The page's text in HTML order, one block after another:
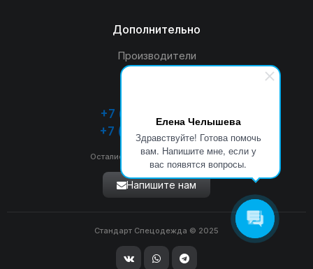
Елена Челышева
Здравствуйте! Готова помочь
вам. Напишите мне, если у
вас появятся вопросы.
Дополнительно
Производители
+7 (4932) 26-33-55
+7 (920) 349-53-55
Остались вопросы? Звоните нам
Напишите нам
Стандарт Спецодежда © 2025